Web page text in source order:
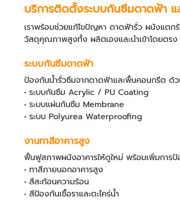
บริการติดตั้งระบบกันซึมดาดฟ้า แ
เราพร้อมช่วยแก้ไขปัญหา ดาดฟ้ารั่ว ผนังแตก
วัสดุคุณภาพสูงทั้ง ผลิตเองและนำเข้าโดยตร
ระบบกันซึมดาดฟ้า
ป้องกันน้ำรั่วซึมจากดาดฟ้าและพื้นคอนกรีต ด้
• ระบบกันซึม Acrylic / PU Coating
• ระบบแผ่นกันซึม Membrane
• ระบบ Polyurea Waterproofing
งานทาสีอาคารสูง
ฟื้นฟูสภาพผนังอาคารให้ดูใหม่ พร้อมเพิ่มการป้
• ทาสีภายนอกอาคารสูง
• สีสะท้อนความร้อน
• สีป้องกันเชื้อราและตะไคร่น้ำ